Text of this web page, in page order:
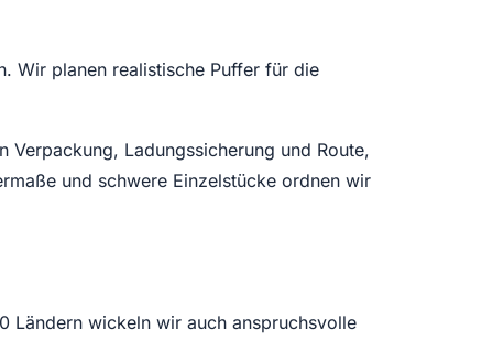
Wir planen realistische Puffer für die
Ladungssicherung und Route,
und schwere Einzelstücke ordnen wir
Ländern wickeln wir auch anspruchsvolle